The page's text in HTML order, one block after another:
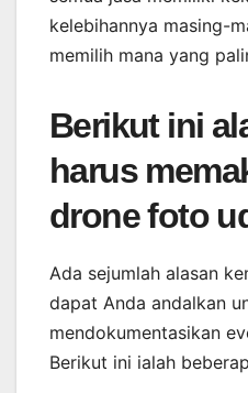
kelebihannya masing-
memilih mana yang
Berikut ini
harus
drone foto
Ada sejumlah alasan
dapat Anda andalkan
mendokumentasikan
Berikut ini ialah